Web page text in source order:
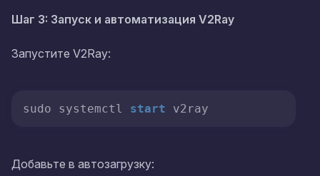
Шаг 3: Запуск и автоматизация V2Ray
Запустите V2Ray:
sudo systemctl start v2ray
Добавьте в автозагрузку: